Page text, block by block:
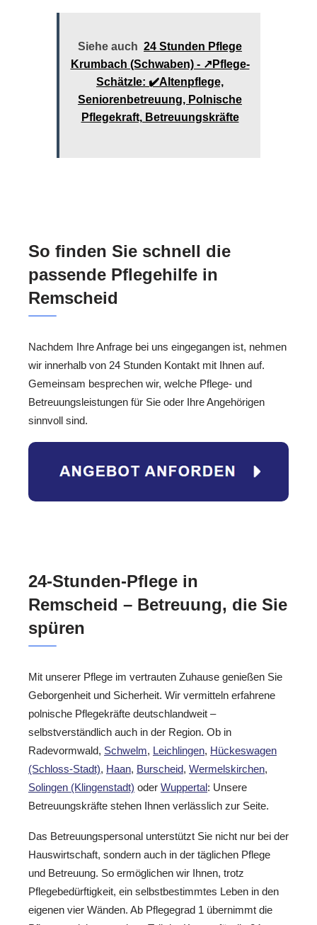
Siehe auch 24 Stunden Pflege
Krumbach (Schwaben) - ↗️Pflege-
Schätzle: ✔️Altenpflege,
Seniorenbetreuung, Polnische
Pflegekraft, Betreuungskräfte
So finden Sie schnell die
passende Pflegehilfe in
Remscheid
Nachdem Ihre Anfrage bei uns eingegangen ist, nehmen
wir innerhalb von 24 Stunden Kontakt mit Ihnen auf.
Gemeinsam besprechen wir, welche Pflege- und
Betreuungsleistungen für Sie oder Ihre Angehörigen
sinnvoll sind.
24-Stunden-Pflege in
Remscheid – Betreuung, die Sie
spüren
Mit unserer Pflege im vertrauten Zuhause genießen Sie
Geborgenheit und Sicherheit. Wir vermitteln erfahrene
polnische Pflegekräfte deutschlandweit –
selbstverständlich auch in der Region. Ob in
Radevormwald, Schwelm, Leichlingen, Hückeswagen
(Schloss-Stadt), Haan, Burscheid, Wermelskirchen,
Solingen (Klingenstadt) oder Wuppertal: Unsere
Betreuungskräfte stehen Ihnen verlässlich zur Seite.
Das Betreuungspersonal unterstützt Sie nicht nur bei der
Hauswirtschaft, sondern auch in der täglichen Pflege
und Betreuung. So ermöglichen wir Ihnen, trotz
Pflegebedürftigkeit, ein selbstbestimmtes Leben in den
eigenen vier Wänden. Ab Pflegegrad 1 übernimmt die